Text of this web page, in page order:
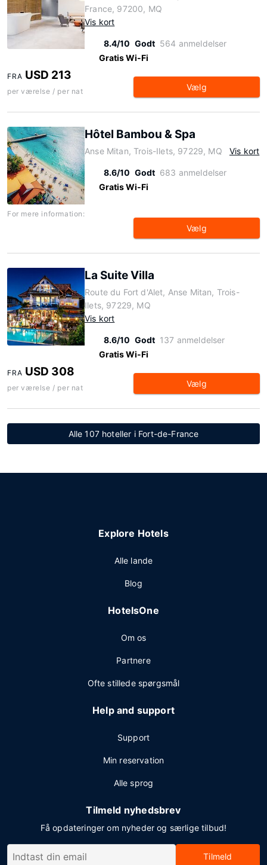
France, 97200, MQ
Vis kort
8.4/10 Godt 564 anmeldelser
Gratis Wi-Fi
FRA USD 213
per værelse / per nat Vælg
Hôtel Bambou & Spa
Anse Mitan, Trois-Ilets, 97229, MQ Vis kort
8.6/10 Godt 683 anmeldelser
Gratis Wi-Fi
For mere information:
Vælg
La Suite Villa
Route du Fort d'Alet, Anse Mitan, Trois-
Ilets, 97229, MQ
Vis kort
8.6/10 Godt 137 anmeldelser
Gratis Wi-Fi
FRA USD 308
per værelse / per nat Vælg
Alle 107 hoteller i Fort-de-France
Explore Hotels
Alle lande
Blog
HotelsOne
Om os
Partnere
Ofte stillede spørgsmål
Help and support
Support
Min reservation
Alle sprog
Tilmeld nyhedsbrev
Få opdateringer om nyheder og særlige tilbud!
Tilmeld